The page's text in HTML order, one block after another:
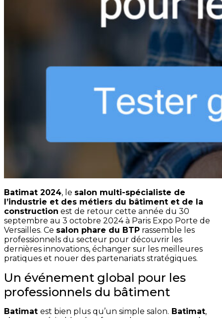
Batimat 2024, le salon multi-spécialiste de
l’industrie et des métiers du bâtiment et de la
construction est de retour cette année du 30
septembre au 3 octobre 2024 à Paris Expo Porte de
Versailles. Ce salon phare du BTP rassemble les
professionnels du secteur pour découvrir les
dernières innovations, échanger sur les meilleures
pratiques et nouer des partenariats stratégiques.
Un événement global pour les
professionnels du bâtiment
Batimat est bien plus qu’un simple salon. Batimat,